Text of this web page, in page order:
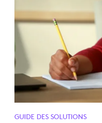
GUIDE DES SOLUTIONS